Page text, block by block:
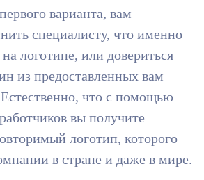
варианта, вам
специалисту, что именно
логотипе, или довериться
из предоставленных вам
что с помощью
вы получите
логотип, которого
в стране и даже в мире.